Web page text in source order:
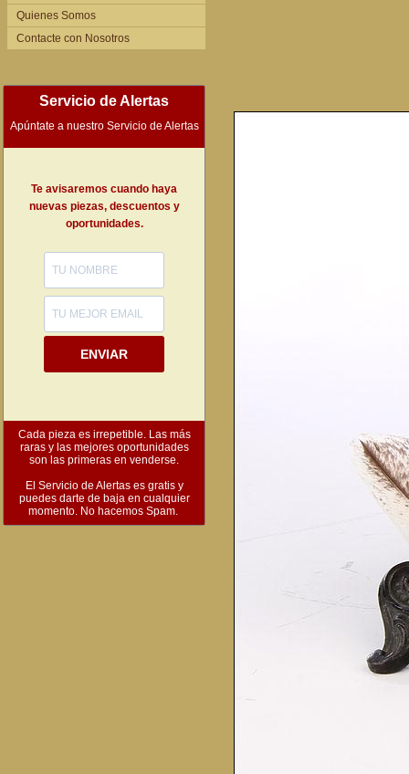
Quienes Somos
Contacte con Nosotros
Servicio de Alertas
Apúntate a nuestro Servicio de Alertas
Te avisaremos cuando haya
nuevas piezas, descuentos y
oportunidades.
ENVIAR
Cada pieza es irrepetible. Las más
raras y las mejores oportunidades
son las primeras en venderse.
El Servicio de Alertas es gratis y
puedes darte de baja en cualquier
momento. No hacemos Spam.